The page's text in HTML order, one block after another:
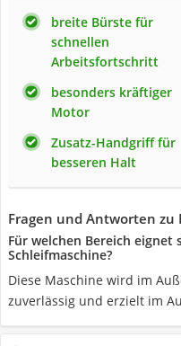
breite Bürste für
schnellen
Arbeitsfortschritt
besonders kräftiger
Motor
Zusatz-Handgriff für
besseren Halt
Fragen und Antworten zu
Für welchen Bereich eignet
Schleifmaschine?
Diese Maschine wird im
zuverlässig und erzielt im